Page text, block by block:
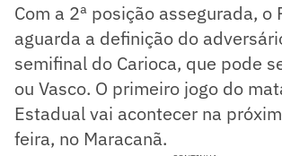
Com a 2ª posição assegurada, o
aguarda a definição do
semifinal do Carioca, que pode
ou Vasco. O primeiro jogo do
Estadual vai acontecer na
feira, no Maracanã.